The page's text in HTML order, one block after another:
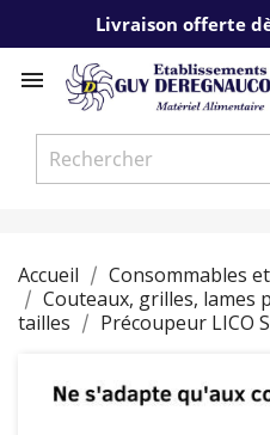
Livraison offerte

Accueil Consommables
Couteaux, grilles, lames
tailles
Précoupeur LICO